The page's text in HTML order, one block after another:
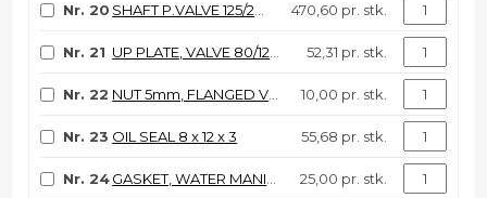
Nr. 20 SHAFT P.VALVE 125/250 M. 99/05 470,60 pr. stk.
Nr. 21 UP PLATE, VALVE 80/125 99/06 52,31 pr. stk.
Nr. 22 NUT 5mm, FLANGED VALV. 10,00 pr. stk.
Nr. 23 OIL SEAL 8 x 12 x 3 55,68 pr. stk.
Nr. 24GASKET, WATER MANIFOLD 90D.125 25,00 pr. stk.